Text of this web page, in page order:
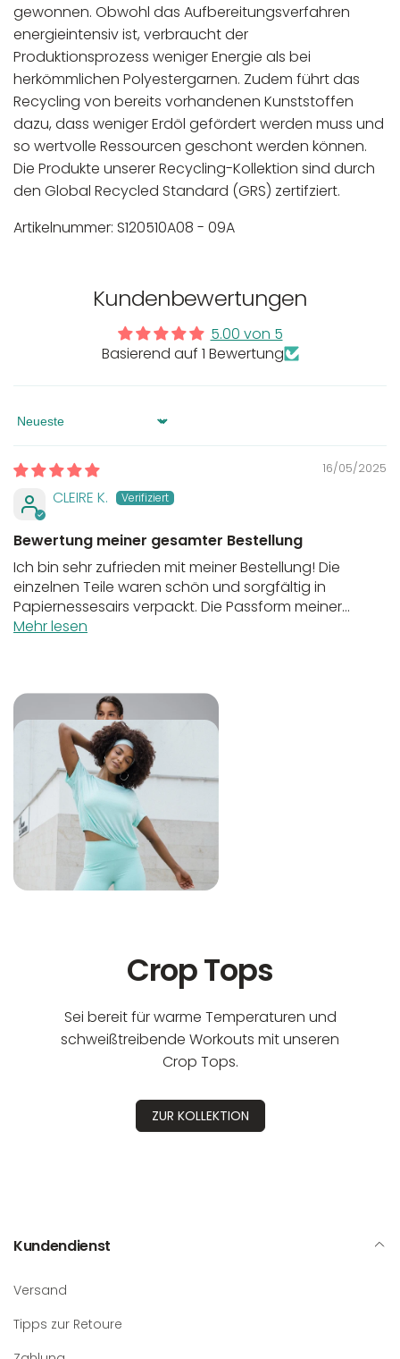
gewonnen. Obwohl das Aufbereitungsverfahren
energieintensiv ist, verbraucht der
Produktionsprozess weniger Energie als bei
herkömmlichen Polyestergarnen. Zudem führt das
Recycling von bereits vorhandenen Kunststoffen
dazu, dass weniger Erdöl gefördert werden muss und
so wertvolle Ressourcen geschont werden können.
Die Produkte unserer Recycling-Kollektion sind durch
den Global Recycled Standard (GRS) zertifziert.
Artikelnummer: S120510A08 - 09A
Nicht bleichen
Nicht bügeln
Nicht trocknergeeignet
Wirtschaftsakteur:Kundenbewertungen
5.00 von 5
Basierend auf 1 Bewertung
Sort by
16/05/2025
CLEIRE K.
Bewertung meiner gesamter Bestellung
Ich bin sehr zufrieden mit meiner Bestellung! Die
einzelnen Teile waren schön und sorgfältig in
Papiernessesairs verpackt. Die Passform meiner...
Mehr lesen
Crop Tops
Sei bereit für warme Temperaturen und
schweißtreibende Workouts mit unseren
Crop Tops.
ZUR KOLLEKTION
Kundendienst
Versand
Tipps zur Retoure